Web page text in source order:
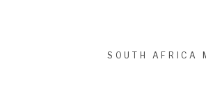
SOUTH AFRICA